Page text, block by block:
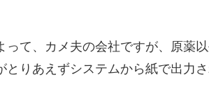
って、カメ夫の会社ですが、原薬
とりあえずシステムから紙で出力さ